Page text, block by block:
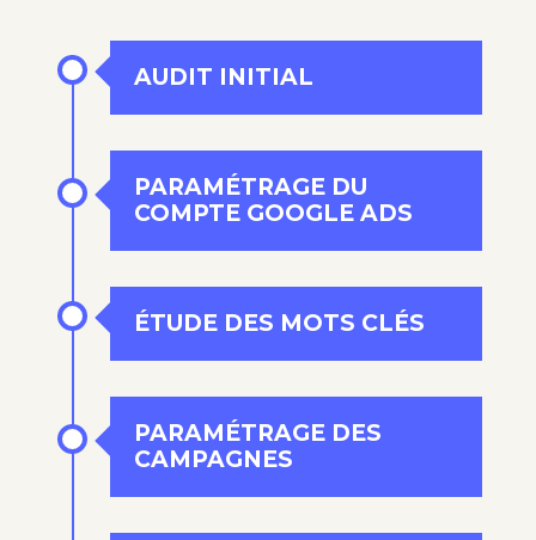
AUDIT INITIAL
PARAMÉTRAGE DU
COMPTE GOOGLE ADS
ÉTUDE DES MOTS CLÉS
PARAMÉTRAGE DES
CAMPAGNES